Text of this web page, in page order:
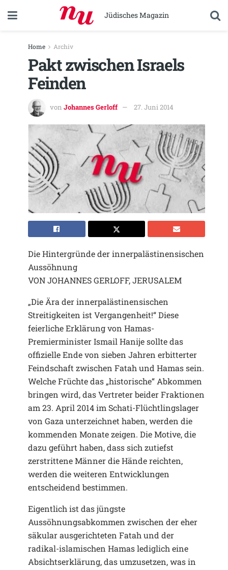
Jüdisches Magazin
Home Archiv
Pakt zwischen Israels
Feinden
von Johannes Gerloff 27. Juni 2014
Die Hintergründe der innerpalästinensischen
Aussöhnung
VON JOHANNES GERLOFF, JERUSALEM
„Die Ära der innerpalästinensischen
Streitigkeiten ist Vergangenheit!“ Diese
feierliche Erklärung von Hamas-
Premierminister Ismail Hanije sollte das
offizielle Ende von sieben Jahren erbitterter
Feindschaft zwischen Fatah und Hamas sein.
Welche Früchte das „historische“ Abkommen
bringen wird, das Vertreter beider Fraktionen
am 23. April 2014 im Schati-Flüchtlingslager
von Gaza unterzeichnet haben, werden die
kommenden Monate zeigen. Die Motive, die
dazu geführt haben, dass sich zutiefst
zerstrittene Männer die Hände reichten,
werden die weiteren Entwicklungen
entscheidend bestimmen.
Eigentlich ist das jüngste
Aussöhnungsabkommen zwischen der eher
säkular ausgerichteten Fatah und der
radikal-islamischen Hamas lediglich eine
Absichtserklärung, das umzusetzen, was in